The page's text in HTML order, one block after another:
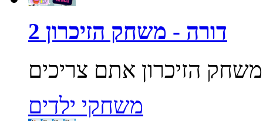
דורה - משחק הזיכרון 2
משחקי ילדים